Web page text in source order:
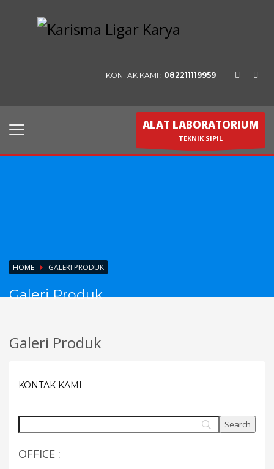
KONTAK KAMI : 082211119959
ALAT LABORATORIUM
TEKNIK SIPIL
HOME GALERI PRODUK
Galeri Produk
Galeri Produk
KONTAK KAMI
OFFICE :